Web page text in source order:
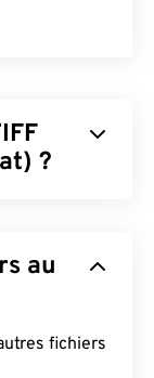
?
utilisé dans
des
des images
au
fichiers